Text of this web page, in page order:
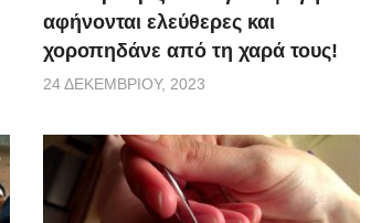
αφήνονται ελεύθερες και
χοροπηδάνε από τη χαρά τους!
24 ΔΕΚΕΜΒΡΊΟΥ, 2023